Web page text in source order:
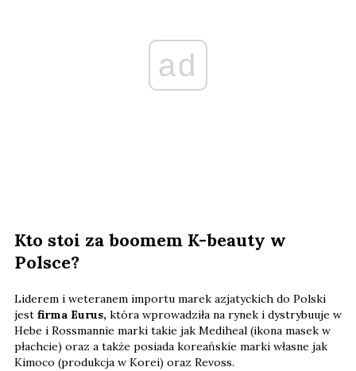
ad
Kto stoi za boomem K-beauty w
Polsce?
Liderem i weteranem importu marek azjatyckich do Polski
jest firma Eurus, która wprowadziła na rynek i dystrybuuje w
Hebe i Rossmannie marki takie jak Mediheal (ikona masek w
płachcie) oraz a także posiada koreańskie marki własne jak
Kimoco (produkcja w Korei) oraz Revoss.